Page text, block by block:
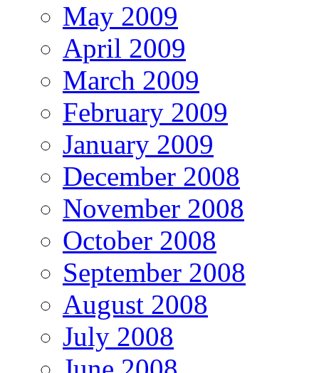
May 2009
April 2009
March 2009
February 2009
January 2009
December 2008
November 2008
October 2008
September 2008
August 2008
July 2008